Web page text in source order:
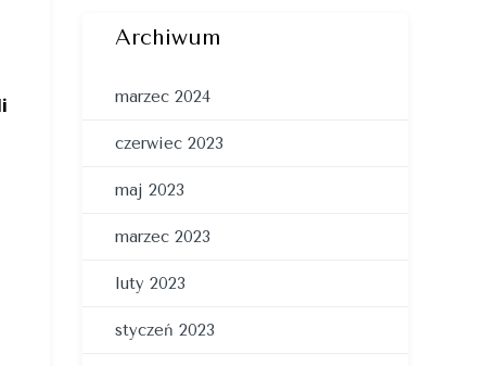
Archiwum
marzec 2024
czerwiec 2023
maj 2023
marzec 2023
luty 2023
styczeń 2023